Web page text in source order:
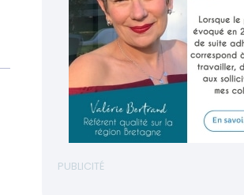
PUBLICITÉ